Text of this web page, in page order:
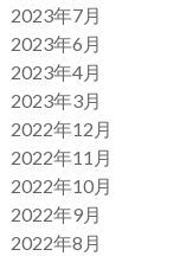
2023年7月
2023年6月
2023年4月
2023年3月
2022年12月
2022年11月
2022年10月
2022年9月
2022年8月